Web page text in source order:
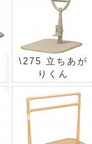
\275 立ちあが
りくん